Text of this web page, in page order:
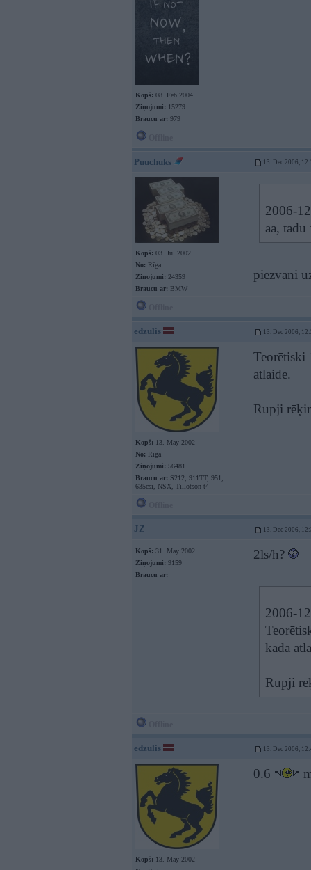
Kopš: 08. Feb 2004
Ziņojumi: 15279
Braucu ar: 979
Puuchuks 13. Dec 2006,
Kopš: 03. Jul 2002
No: Rīga
Ziņojumi: 24359
Braucu ar: BMW
2006-
aa,
piezvani
edzulis 13. Dec 2006,
Kopš: 13. May 2002
No: Rīga
Ziņojumi: 56481
Braucu ar: S212, 911TT, 951,
635csi, NSX, Tillotson t4
Teorētiski
atlaide.
Rupji
JZ 13. Dec 2006,
Kopš: 31. May 2002
Ziņojumi: 9159
Braucu ar:
2ls/h?
2006-
kāda
Rupji
edzulis 13. Dec 2006,
Kopš: 13. May 2002
0.6